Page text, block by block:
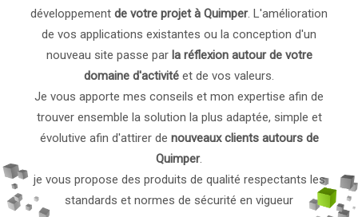
développement de votre projet à Quimper. L'amélioration
de vos applications existantes ou la conception d'un
nouveau site passe par la réflexion autour de votre
domaine d'activité et de vos valeurs.
Je vous apporte mes conseils et mon expertise afin de
trouver ensemble la solution la plus adaptée, simple et
évolutive afin d'attirer de nouveaux clients autours de
Quimper.
je vous propose des produits de qualité respectants les
standards et normes de sécurité en vigueur